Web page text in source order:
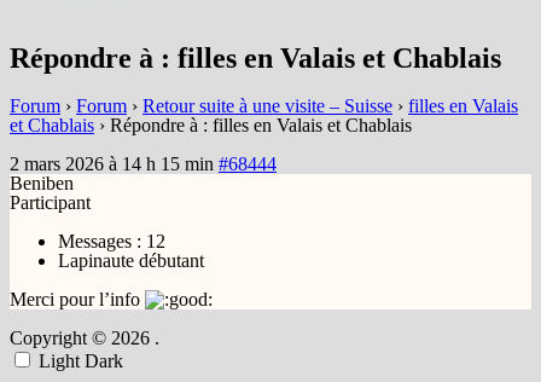
Répondre à : filles en Valais et Chablais
Forum › Forum › Retour suite à une visite – Suisse › filles en Valais
et Chablais › Répondre à : filles en Valais et Chablais
2 mars 2026 à 14 h 15 min #68444
Beniben
Participant
Messages : 12
Lapinaute débutant
Merci pour l’info
Copyright © 2026 .
Light Dark